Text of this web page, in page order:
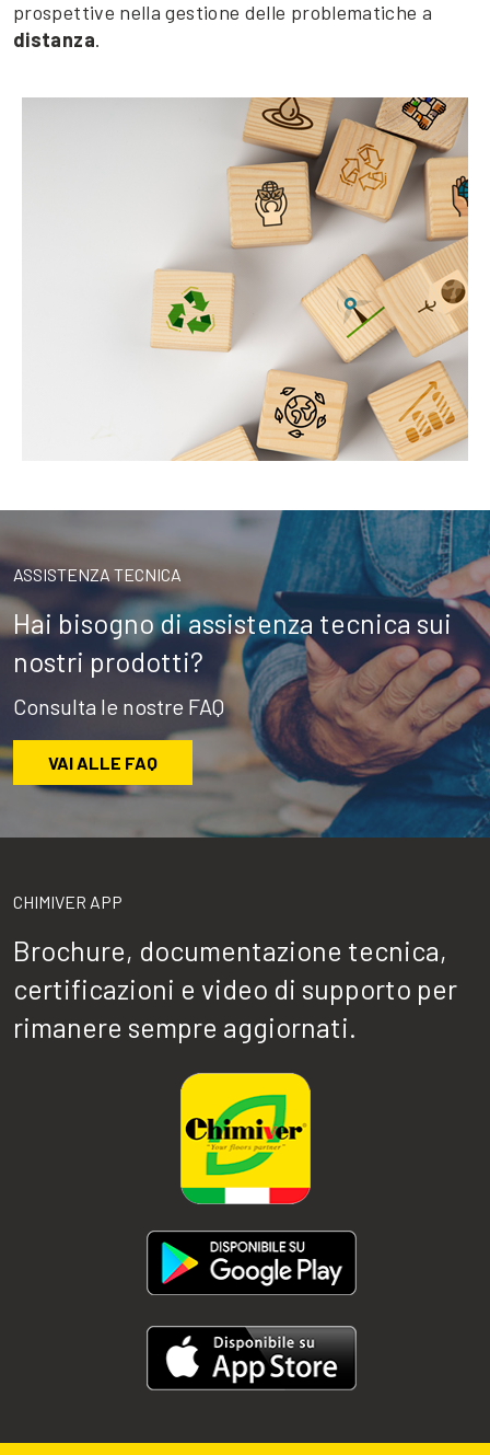
prospettive nella gestione delle problematiche a
distanza.
ASSISTENZA TECNICA
Hai bisogno di assistenza tecnica sui
nostri prodotti?
Consulta le nostre FAQ
VAI ALLE FAQ
CHIMIVER APP
Brochure, documentazione tecnica,
certificazioni e video di supporto per
rimanere sempre aggiornati.